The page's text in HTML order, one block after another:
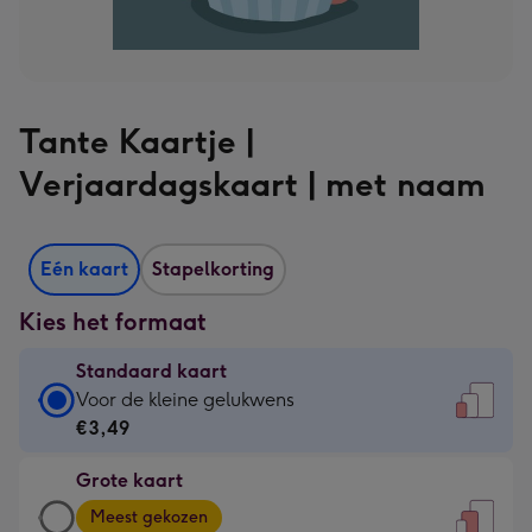
Tante Kaartje |
Verjaardagskaart | met naam
Eén kaart Stapelkorting
Kies het formaat
Standaard kaart
Standaard
kaart
€3,49
-
Voor de kleine gelukwens
€3,49
Grote kaart
Grote
Meest gekozen